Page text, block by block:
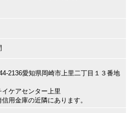
2136愛知県岡崎市上里二丁目１３番地
イケアセンター上里
信用金庫の近隣にあります。